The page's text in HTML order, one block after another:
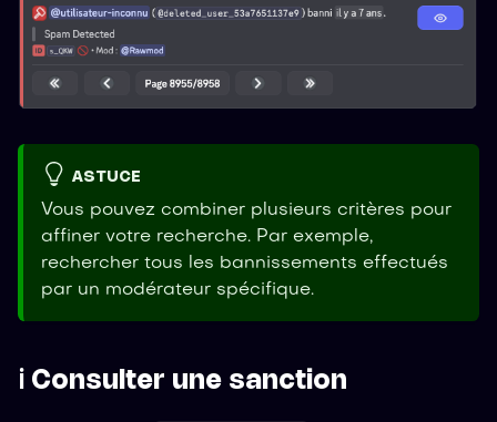
ASTUCE
Vous pouvez combiner plusieurs critères pour
affiner votre recherche. Par exemple,
rechercher tous les bannissements effectués
par un modérateur spécifique.
ℹ️ Consulter une sanction